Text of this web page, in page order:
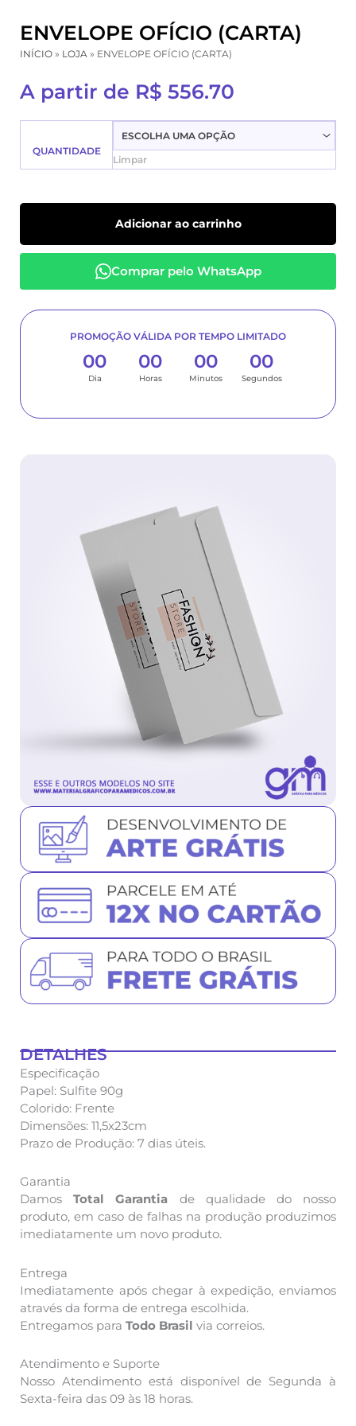
para
conteúdo
ENVELOPE OFÍCIO (CARTA)
INÍCIO » LOJA » ENVELOPE OFÍCIO (CARTA)
A partir de R$ 556.70
QUANTIDADE
Limpar
Ofício
Adicionar ao carrinho
Comprar pelo WhatsApp
PROMOÇÃO VÁLIDA POR TEMPO LIMITADO
00
Dia
00
Horas
00
Minutos
00
Segundos
DETALHES
Especificação
Papel: Sulfite 90g
Colorido: Frente
Dimensões: 11,5x23cm
Prazo de Produção: 7 dias úteis.
Garantia
DamosTotal Garantia de qualidade do nosso
produto, em caso de falhas na produção produzimos
imediatamente um novo produto.
Entrega
Imediatamente após chegar à expedição, enviamos
através da forma de entrega escolhida.
Entregamos para Todo Brasil via correios.
Atendimento e Suporte
Nosso Atendimento está disponível de Segunda à
Sexta-feira das 09 às 18 horas.